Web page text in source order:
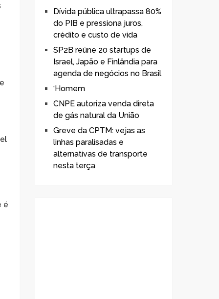
é
Dívida pública ultrapassa 80%
do PIB e pressiona juros,
crédito e custo de vida
SP2B reúne 20 startups de
Israel, Japão e Finlândia para
agenda de negócios no Brasil
‘Homem
CNPE autoriza venda direta
de gás natural da União
Greve da CPTM: vejas as
linhas paralisadas e
alternativas de transporte
nesta terça